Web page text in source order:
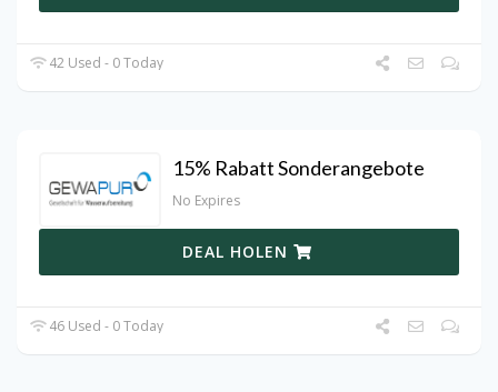
42 Used - 0 Today
15% Rabatt Sonderangebote
No Expires
DEAL HOLEN
46 Used - 0 Today